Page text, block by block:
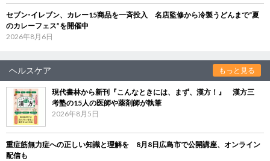
セブン‐イレブン、カレー15商品を一斉投入 名店監修から冷製うどんまで“夏
のカレーフェス”を開催中
2026年8月6日
ヘルスケア もっと見る
現代書林から新刊『こんなときには、まず、漢方！』 漢方三
考塾の15人の医師や薬剤師が執筆
2026年8月5日
重症筋無力症への正しい知識と理解を 8月8日広島市で公開講座、オンライン
配信も